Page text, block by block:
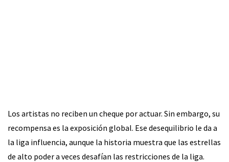
Los artistas no reciben un cheque por actuar. Sin embargo, su
recompensa es la exposición global. Ese desequilibrio le da a
la liga influencia, aunque la historia muestra que las estrellas
de alto poder a veces desafían las restricciones de la liga.